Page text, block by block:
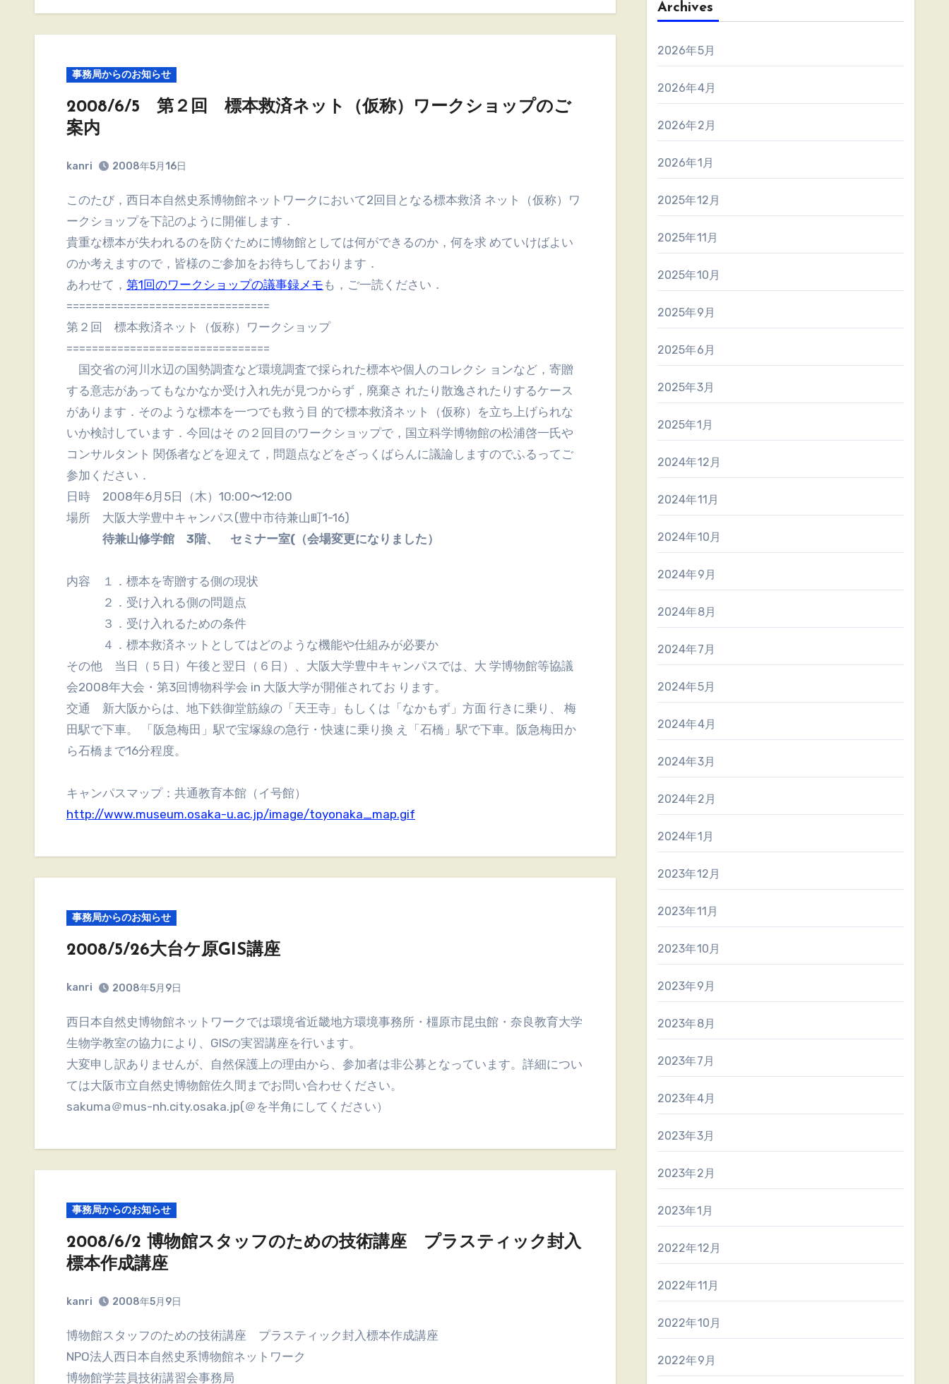
事務局からのお知らせ
2008/6/5 第２回 標本救済ネット（仮称）ワークショップのご
案内
kanri 2008年5月16日
このたび，西日本自然史系博物館ネットワークにおいて2回目となる標本救済 ネット（仮称）ワ
ークショップを下記のように開催します．
貴重な標本が失われるのを防ぐために博物館としては何ができるのか，何を求 めていけばよい
のか考えますので，皆様のご参加をお待ちしております．
あわせて， 第1回のワークショップの議事録メモ も，ご一読ください．
================================
第２回 標本救済ネット（仮称）ワークショップ
================================
国交省の河川水辺の国勢調査など環境調査で採られた標本や個人のコレクシ ョンなど，寄贈
する意志があってもなかなか受け入れ先が見つからず，廃棄さ れたり散逸されたりするケース
があります．そのような標本を一つでも救う目 的で標本救済ネット（仮称）を立ち上げられな
いか検討しています．今回はそ の２回目のワークショップで，国立科学博物館の松浦啓一氏や
コンサルタント 関係者などを迎えて，問題点などをざっくばらんに議論しますのでふるってご
参加ください．
日時 2008年6月5日（木）10:00〜12:00
場所 大阪大学豊中キャンパス(豊中市待兼山町1-16)
待兼山修学館 3階、 セミナー室(（会場変更になりました）
内容 １．標本を寄贈する側の現状
２．受け入れる側の問題点
３．受け入れるための条件
４．標本救済ネットとしてはどのような機能や仕組みが必要か
その他 当日（５日）午後と翌日（６日）、大阪大学豊中キャンパスでは、大 学博物館等協議
会2008年大会・第3回博物科学会 in 大阪大学が開催されてお ります。
交通 新大阪からは、地下鉄御堂筋線の「天王寺」もしくは「なかもず」方面 行きに乗り、 梅
田駅で下車。 「阪急梅田」駅で宝塚線の急行・快速に乗り換 え「石橋」駅で下車。阪急梅田か
ら石橋まで16分程度。
キャンパスマップ：共通教育本館（イ号館）
http://www.museum.osaka-u.ac.jp/image/toyonaka_map.gif
事務局からのお知らせ
2008/5/26大台ケ原GIS講座
kanri 2008年5月9日
西日本自然史博物館ネットワークでは環境省近畿地方環境事務所・橿原市昆虫館・奈良教育大学
生物学教室の協力により、GISの実習講座を行います。
大変申し訳ありませんが、自然保護上の理由から、参加者は非公募となっています。詳細につい
ては大阪市立自然史博物館佐久間までお問い合わせください。
sakuma＠mus-nh.city.osaka.jp(＠を半角にしてください）
事務局からのお知らせ
2008/6/2 博物館スタッフのための技術講座 プラスティック封入
標本作成講座
kanri 2008年5月9日
博物館スタッフのための技術講座 プラスティック封入標本作成講座
NPO法人西日本自然史系博物館ネットワーク
博物館学芸員技術講習会事務局
Archives
2026年5月
2026年4月
2026年2月
2026年1月
2025年12月
2025年11月
2025年10月
2025年9月
2025年6月
2025年3月
2025年1月
2024年12月
2024年11月
2024年10月
2024年9月
2024年8月
2024年7月
2024年5月
2024年4月
2024年3月
2024年2月
2024年1月
2023年12月
2023年11月
2023年10月
2023年9月
2023年8月
2023年7月
2023年4月
2023年3月
2023年2月
2023年1月
2022年12月
2022年11月
2022年10月
2022年9月